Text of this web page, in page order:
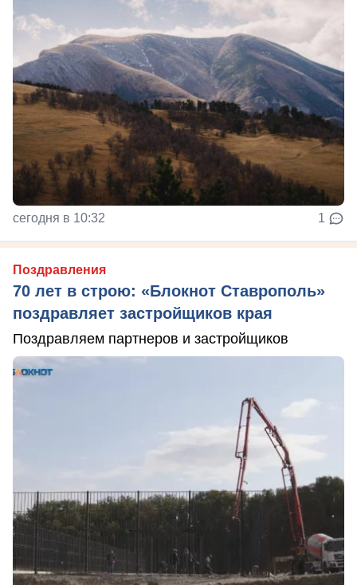
сегодня в 10:32 1
Поздравления
70 лет в строю: «Блокнот Ставрополь»
поздравляет застройщиков края
Поздравляем партнеров и застройщиков